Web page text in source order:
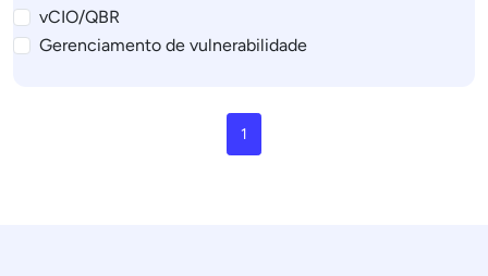
vCIO/QBR
Gerenciamento de vulnerabilidade
1